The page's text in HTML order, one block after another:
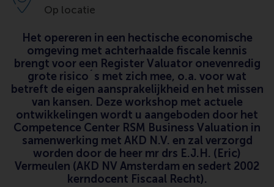
Op locatie
Het opereren in een hectische economische
omgeving met achterhaalde fiscale kennis
brengt voor een Register Valuator onevenredig
grote risico´s met zich mee, o.a. voor wat
betreft de eigen aansprakelijkheid en het missen
van kansen. Deze workshop met actuele
ontwikkelingen wordt u aangeboden door het
Competence Center RSM Business Valuation in
samenwerking met AKD N.V. en zal verzorgd
worden door de heer mr drs E.J.H. (Eric)
Vermeulen (AKD NV Amsterdam en sedert 2002
kerndocent Fiscaal Recht).